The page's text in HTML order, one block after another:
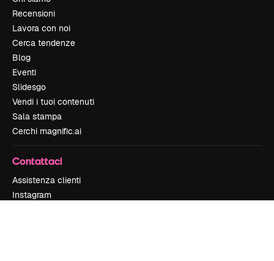
Recensioni
Lavora con noi
Cerca tendenze
Blog
Eventi
Slidesgo
Vendi i tuoi contenuti
Sala stampa
Cerchi magnific.ai
Contattaci
Assistenza clienti
Instagram